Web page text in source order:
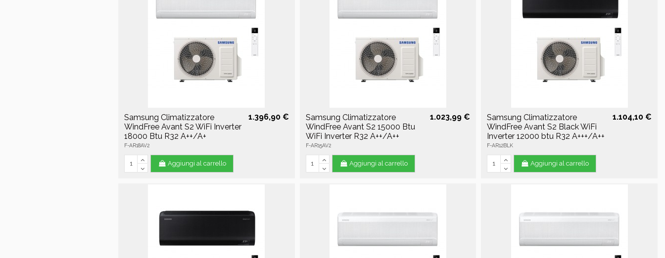
Samsung Climatizzatore
WindFree Avant S2 WiFi Inverter
18000 Btu R32 A++/A+
F-AR18AV2
1.396,90 €
Aggiungi al carrello
Samsung Climatizzatore
WindFree Avant S2 15000 Btu
WiFi Inverter R32 A++/A++
F-AR15AV2
1.023,99 €
Aggiungi al carrello
Samsung Climatizzatore
WindFree Avant S2 Black WiFi
Inverter 12000 btu R32 A+++/A++
F-AR12BLK
1.104,10 €
Aggiungi al carrello